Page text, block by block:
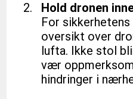
Hold dronen
For
oversikt over
lufta. Ikke stol
vær
hindringer i